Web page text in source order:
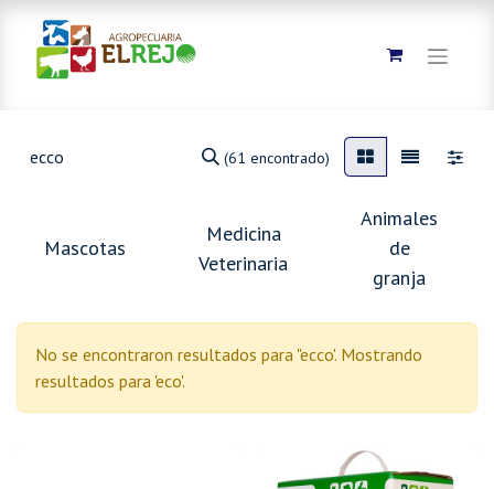
(61 encontrado)
Mascotas
Medicina
Veterinaria
Animales
de
granja
No se encontraron resultados para "ecco'. Mostrando
resultados para ' eco'.